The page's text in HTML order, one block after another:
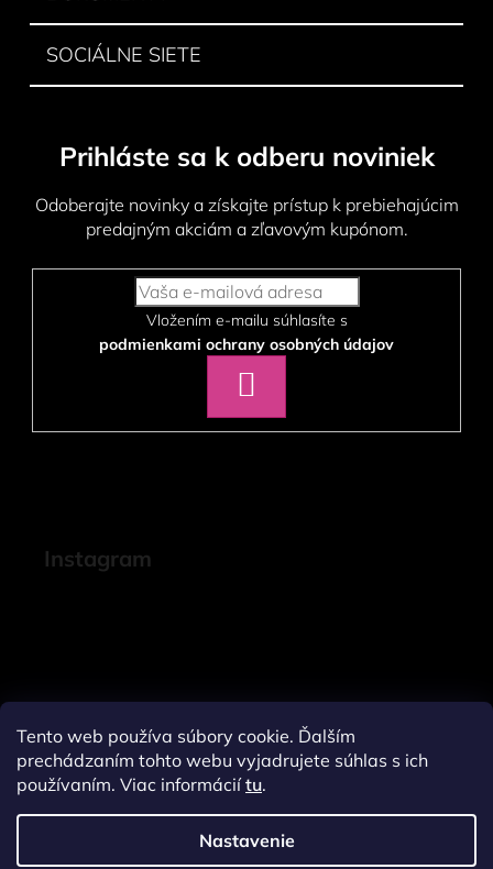
Tento web používa súbory cookie. Ďalším
prechádzaním tohto webu vyjadrujete súhlas s ich
používaním. Viac informáciítu.
Nastavenie
SOCIÁLNE SIETE
Prihláste sa k odberu noviniek
Odoberajte novinky a získajte prístup k prebiehajúcim
predajným akciám a zľavovým kupónom.
podmienkami ochrany osobných údajov
SA
Instagram